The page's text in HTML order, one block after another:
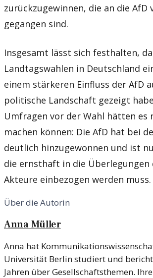
zurückzugewinnen, die an die AfD
gegangen sind.
Insgesamt lässt sich festhalten,
Landtagswahlen in Deutschland
einem stärkeren Einfluss der AfD
politische Landschaft gezeigt
Umfragen vor der Wahl hätten es
machen können: Die AfD hat bei
deutlich hinzugewonnen und ist
die ernsthaft in die
Akteure einbezogen werden muss.
Über die Autorin
Anna Müller
Anna hat
Universität Berlin studiert und
Jahren über Gesellschaftsthemen.